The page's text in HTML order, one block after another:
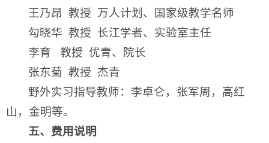
王乃昂 教授 万人计划、国家级教学名师
勾晓华 教授 长江学者、实验室主任
李育 教授 优青、院长
张东菊 教授 杰青
野外实习指导教师：李卓仑，张军周，高红
山，金明等。
五、费用说明